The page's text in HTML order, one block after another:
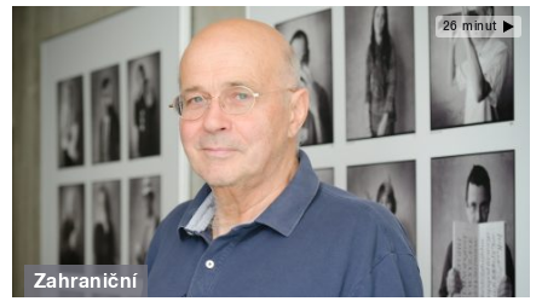
26 minut
Zahraniční